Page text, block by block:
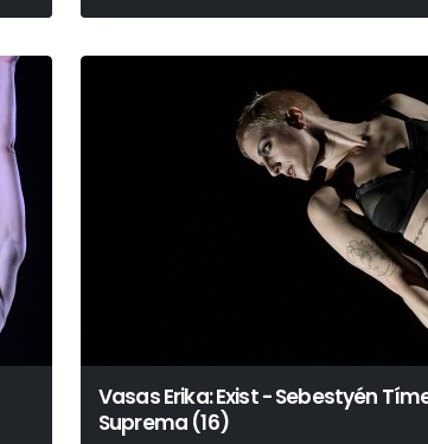
Bruno Schulz
Vasas Erika: Exist - Sebestyén
Suprema (16)